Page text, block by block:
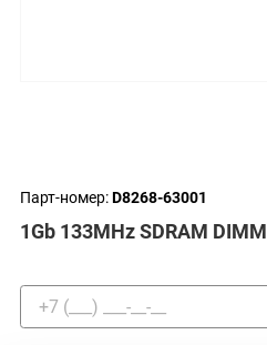
Парт-номер:D8268-63001
1Gb 133MHz SDRAM DIMM